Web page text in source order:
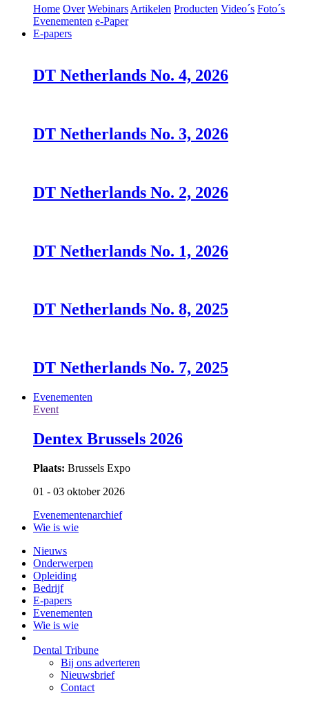
Home Over Webinars Artikelen Producten Video´s Foto´s
Evenementen e-Paper
E-papers
DT Netherlands No. 4, 2026
DT Netherlands No. 3, 2026
DT Netherlands No. 2, 2026
DT Netherlands No. 1, 2026
DT Netherlands No. 8, 2025
DT Netherlands No. 7, 2025
Evenementen
Event
Dentex Brussels 2026
Plaats: Brussels Expo
01 - 03 oktober 2026
Evenementenarchief
Wie is wie
Nieuws
Onderwerpen
Opleiding
Bedrijf
E-papers
Evenementen
Wie is wie
Dental Tribune
Bij ons adverteren
Nieuwsbrief
Contact